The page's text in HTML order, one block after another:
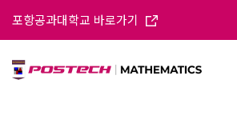
포항공과대학교 바로가기